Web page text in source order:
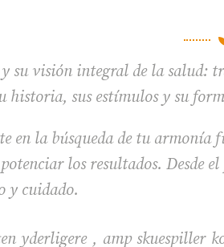
visión integral de la salud:
historia, sus estímulos y su
en la búsqueda de tu
los resultados. Desde
y cuidado.
yderligere , amp skuespiller